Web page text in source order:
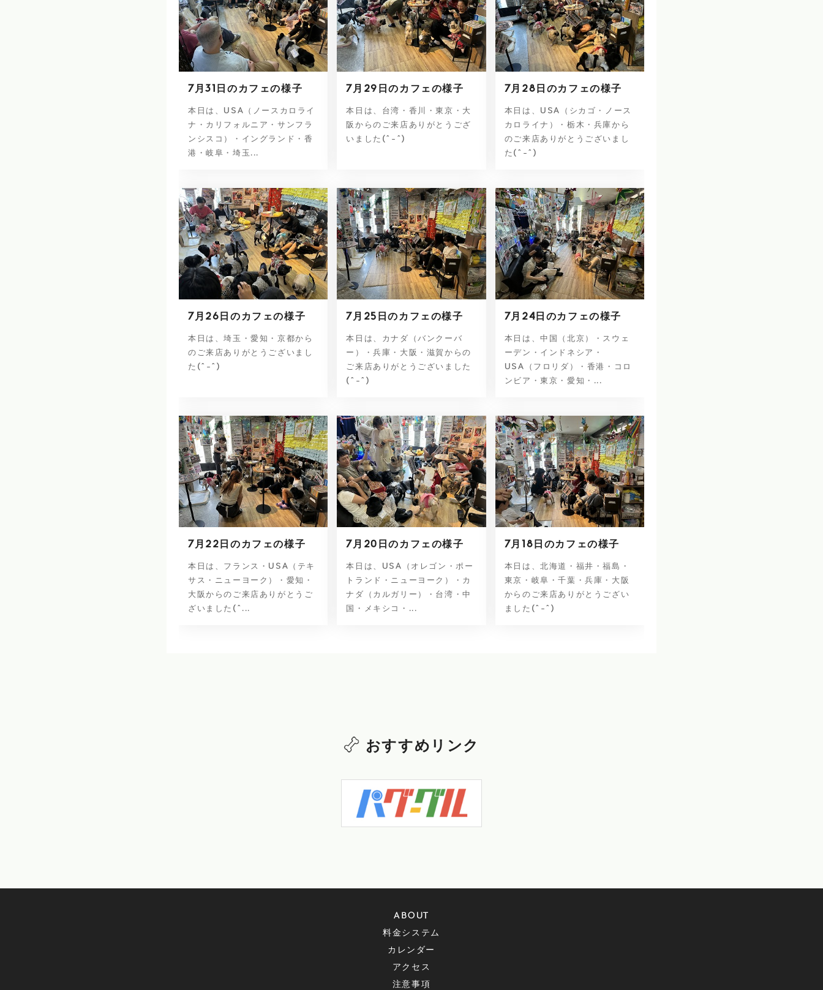
7月31日のカフェの様子
本日は、USA（ノースカロライ
ナ・カリフォルニア・サンフラ
ンシスコ）・イングランド・香
港・岐阜・埼玉...
7月29日のカフェの様子
本日は、台湾・香川・東京・大
阪からのご来店ありがとうござ
いました(^-^)
7月28日のカフェの様子
本日は、USA（シカゴ・ノース
カロライナ）・栃木・兵庫から
のご来店ありがとうございまし
た(^-^)
7月26日のカフェの様子
本日は、埼玉・愛知・京都から
のご来店ありがとうございまし
た(^-^)
7月25日のカフェの様子
本日は、カナダ（バンクーバ
ー）・兵庫・大阪・滋賀からの
ご来店ありがとうございました
(^-^)
7月24日のカフェの様子
本日は、中国（北京）・スウェ
ーデン・インドネシア・
USA（フロリダ）・香港・コロ
ンビア・東京・愛知・...
7月22日のカフェの様子
本日は、フランス・USA（テキ
サス・ニューヨーク）・愛知・
大阪からのご来店ありがとうご
ざいました(^...
7月20日のカフェの様子
本日は、USA（オレゴン・ポー
トランド・ニューヨーク）・カ
ナダ（カルガリー）・台湾・中
国・メキシコ・...
7月18日のカフェの様子
本日は、北海道・福井・福島・
東京・岐阜・千葉・兵庫・大阪
からのご来店ありがとうござい
ました(^-^)
おすすめリンク
ABOUT
料金システム
カレンダー
アクセス
注意事項